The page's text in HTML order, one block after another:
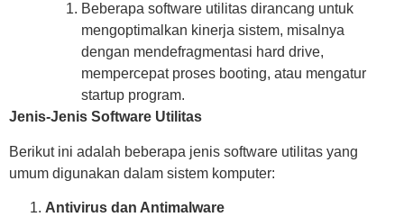
Beberapa software utilitas dirancang untuk
mengoptimalkan kinerja sistem, misalnya
dengan mendefragmentasi hard drive,
mempercepat proses booting, atau mengatur
startup program.
Jenis-Jenis Software Utilitas
Berikut ini adalah beberapa jenis software utilitas yang
umum digunakan dalam sistem komputer:
Antivirus dan Antimalware